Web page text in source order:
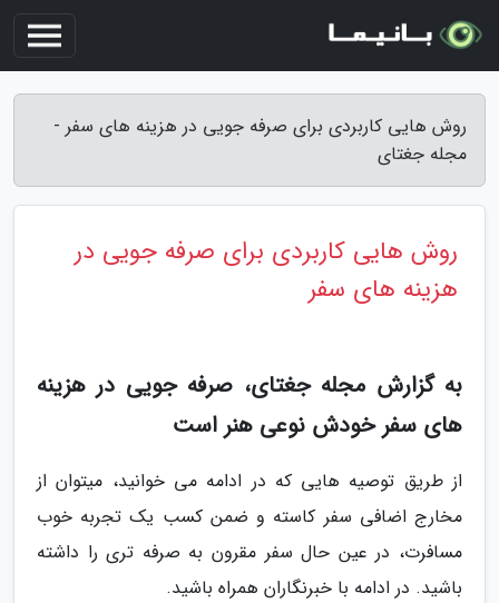
روش هایی کاربردی برای صرفه جویی در هزینه های سفر -
مجله جغتای
روش هایی کاربردی برای صرفه جویی در
هزینه های سفر
به گزارش مجله جغتای، صرفه جویی در هزینه
های سفر خودش نوعی هنر است
از طریق توصیه هایی که در ادامه می خوانید، میتوان از
مخارج اضافی سفر کاسته و ضمن کسب یک تجربه خوب
مسافرت، در عین حال سفر مقرون به صرفه تری را داشته
باشید. در ادامه با خبرنگاران همراه باشید.